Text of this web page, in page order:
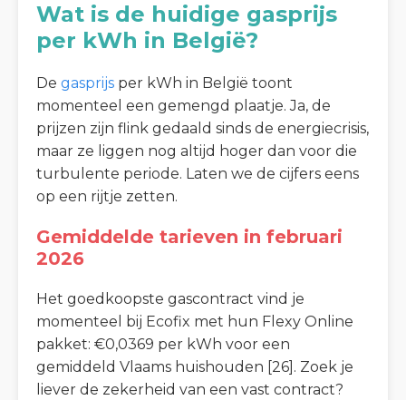
Wat is de huidige gasprijs
per kWh in België?
De gasprijs per kWh in België toont
momenteel een gemengd plaatje. Ja, de
prijzen zijn flink gedaald sinds de energiecrisis,
maar ze liggen nog altijd hoger dan voor die
turbulente periode. Laten we de cijfers eens
op een rijtje zetten.
Gemiddelde tarieven in februari
2026
Het goedkoopste gascontract vind je
momenteel bij Ecofix met hun Flexy Online
pakket: €0,0369 per kWh voor een
gemiddeld Vlaams huishouden [26]. Zoek je
liever de zekerheid van een vast contract?